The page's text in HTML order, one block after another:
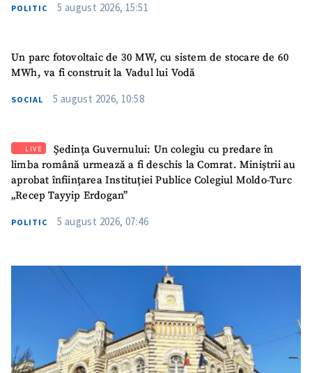
POLITIC 5 august 2026, 15:51
Un parc fotovoltaic de 30 MW, cu sistem de stocare de 60
MWh, va fi construit la Vadul lui Vodă
SOCIAL 5 august 2026, 10:58
LIVE
Ședința Guvernului: Un colegiu cu predare în
limba română urmează a fi deschis la Comrat. Miniștrii au
aprobat înființarea Instituției Publice Colegiul Moldo-Turc
„Recep Tayyip Erdogan”
POLITIC 5 august 2026, 07:46
Nume+ Numele meu
Telefon
+ Telefon personal
acord cupolitica de
TRIMITE ȘTIREA